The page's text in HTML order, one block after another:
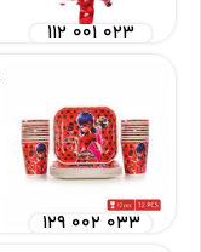
۱۱۲ ۰۰۱ ۰۲۳
۱۲۹ ۰۰۲ ۰۳۳